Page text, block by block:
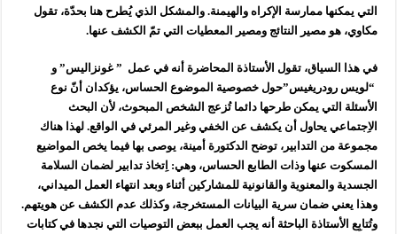
التي يمكنها ممارسة الإكراه والهيمنة. والمشكل الذي يُطرح هنا بحدّة، تقول
مكاوي، هو مصير النتائج ومصير المعطيات التي تمّ الكشف عنها.
في هذا السياق، تقول الأستاذة المحاضرة أنه في عمل ” غونزاليس” و
“لويس رودريغيس”حول خصوصية الموضوع الحساس، يؤكدان أنّ نوع
الأسئلة التي يمكن طرحها دائما تُزعج الشخص المبحوث، لأن البحث
الاِجتماعي يحاول أن يكشف عن الخفي وغير المرئي في الواقع. لهذا هناك
مجموعة من التدابير، توضح الدكتورة أمينة، يوصى بها فيما يخص المواضيع
المسكوت عنها وذات الطابع الحساس، وهي: اِتخاذ تدابير لضمان السلامة
الجسدية والمعنوية والقانونية للمشاركين أثناء وبعد انتهاء العمل الميداني،
وهذا يعني ضمان سرية البيانات المستخرجة، وكذلك عدم الكشف عن هويتهم.
وتُتابِع الأستاذة الباحثة أنه يجب العمل ببعض التوصيات التي نجدها في كتابات